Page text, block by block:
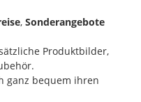
, Sonderangebote
Produktbilder,
ganz bequem ihren